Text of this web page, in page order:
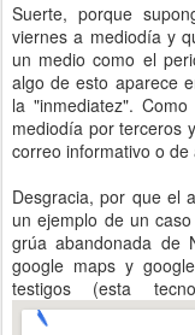
Suerte, porque
viernes a mediodía y
un medio como el
algo de esto aparece
la "inmediatez".
mediodía por terceros
correo informativo o
Desgracia, por que el
un ejemplo de un
grúa abandonada de
google maps y
testigos (esta